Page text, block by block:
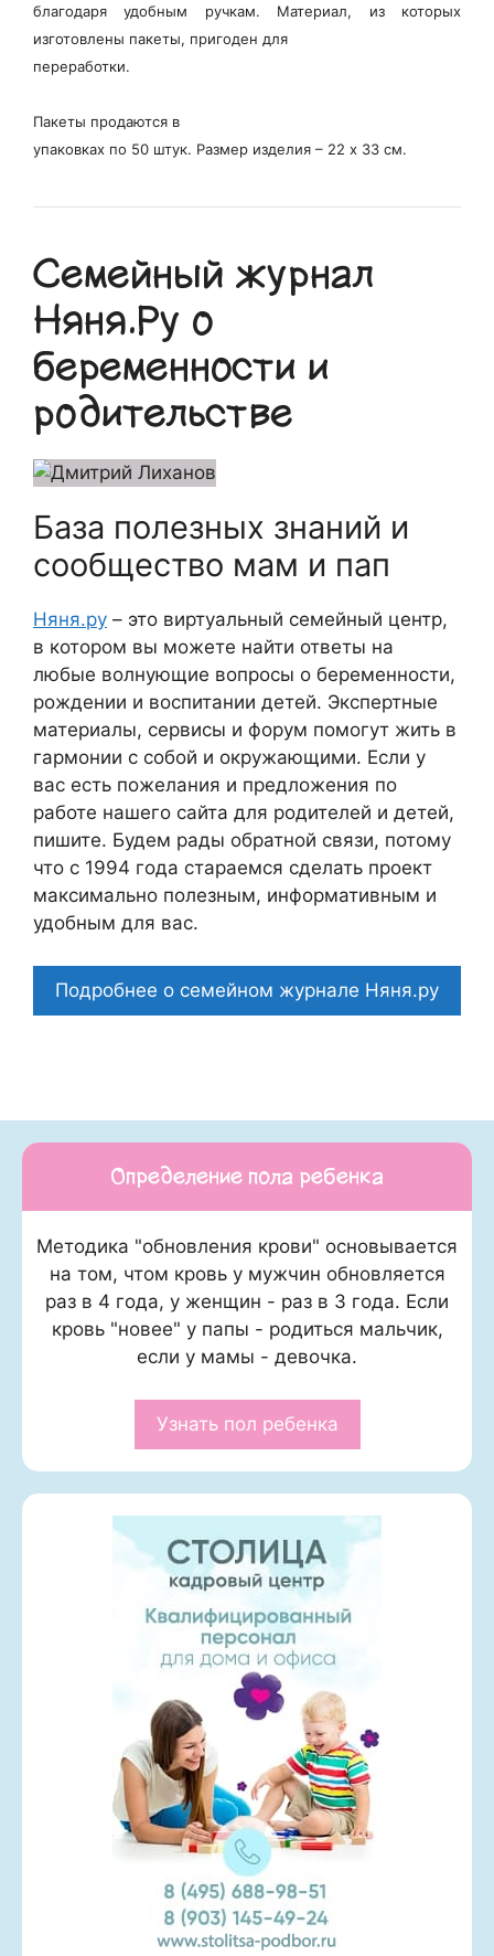
благодаря удобным ручкам. Материал, из которых
изготовлены пакеты, пригоден для
переработки.
Пакеты продаются в
упаковках по 50 штук. Размер изделия – 22 х 33 см.
Семейный журнал
Няня.Ру о
беременности и
родительстве
База полезных знаний и
сообщество мам и пап
Няня.ру – это виртуальный семейный центр,
в котором вы можете найти ответы на
любые волнующие вопросы о беременности,
рождении и воспитании детей. Экспертные
материалы, сервисы и форум помогут жить в
гармонии с собой и окружающими. Если у
вас есть пожелания и предложения по
работе нашего сайта для родителей и детей,
пишите. Будем рады обратной связи, потому
что c 1994 года стараемся сделать проект
максимально полезным, информативным и
удобным для вас.
Подробнее о семейном журнале Няня.ру
Определение пола ребенка
Методика "обновления крови" основывается
на том, чтом кровь у мужчин обновляется
раз в 4 года, у женщин - раз в 3 года. Если
кровь "новее" у папы - родиться мальчик,
если у мамы - девочка.
Узнать пол ребенка